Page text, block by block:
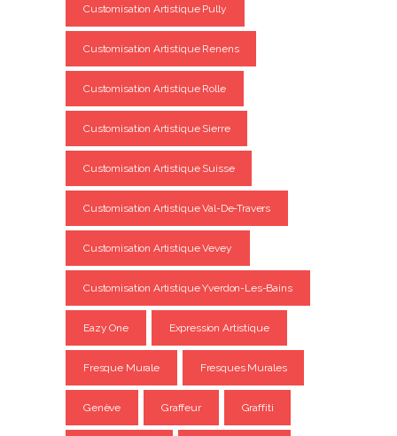
Customisation Artistique Pully
Customisation Artistique Renens
Customisation Artistique Rolle
Customisation Artistique Sierre
Customisation Artistique Suisse
Customisation Artistique Val-De-Travers
Customisation Artistique Vevey
Customisation Artistique Yverdon-Les-Bains
Eazy One Expression Artistique
Fresque Murale Fresques Murales
Genève Graffeur Graffiti